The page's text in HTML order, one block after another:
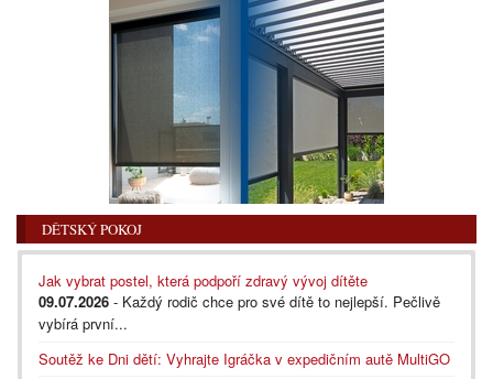
DĚTSKÝ POKOJ
Jak vybrat postel, která podpoří zdravý vývoj dítěte
09.07.2026 - Každý rodič chce pro své dítě to nejlepší. Pečlivě
vybírá první...
Soutěž ke Dni dětí: Vyhrajte Igráčka v expedičním autě MultiGO